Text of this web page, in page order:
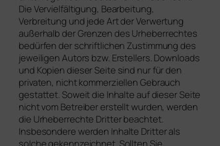
Die Vervielfältigung, Bearbeitung,
Verbreitung und jede Art der Verwertung
außerhalb der Grenzen des Urheberrechtes
bedürfen der schriftlichen Zustimmung des
jeweiligen Autors bzw. Erstellers. Downloads
und Kopien dieser Seite sind nur für den
privaten, nicht kommerziellen Gebrauch
gestattet. Soweit die Inhalte auf dieser Seite
nicht vom Betreiber erstellt wurden, werden
die Urheberrechte Dritter beachtet.
Insbesondere werden Inhalte Dritter als
solche gekennzeichnet. Sollten Sie